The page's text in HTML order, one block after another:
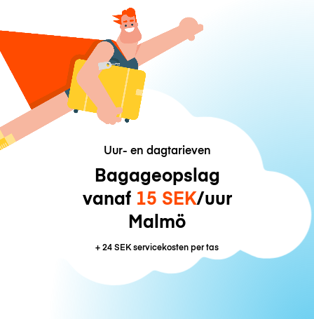
Uur- en dagtarieven
Bagageopslag
vanaf 15 SEK/uur
Malmö
+24 SEKservicekosten per tas